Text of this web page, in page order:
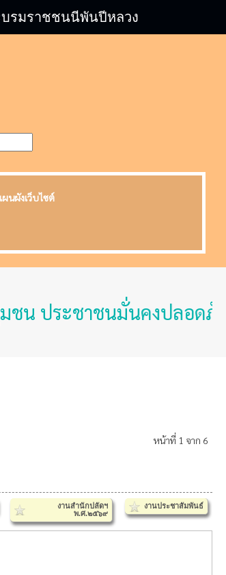
บรมราชชนนีพันปีหลวง
นผังเว็บไซต์
ะชาชนมั่นคงปลอดภัย ใส่
หน้าที่ 1 จาก 6
งานประชาสัมพันธ์
งานสำนักปลัดฯ
พ.ศ.๒๕๖๙